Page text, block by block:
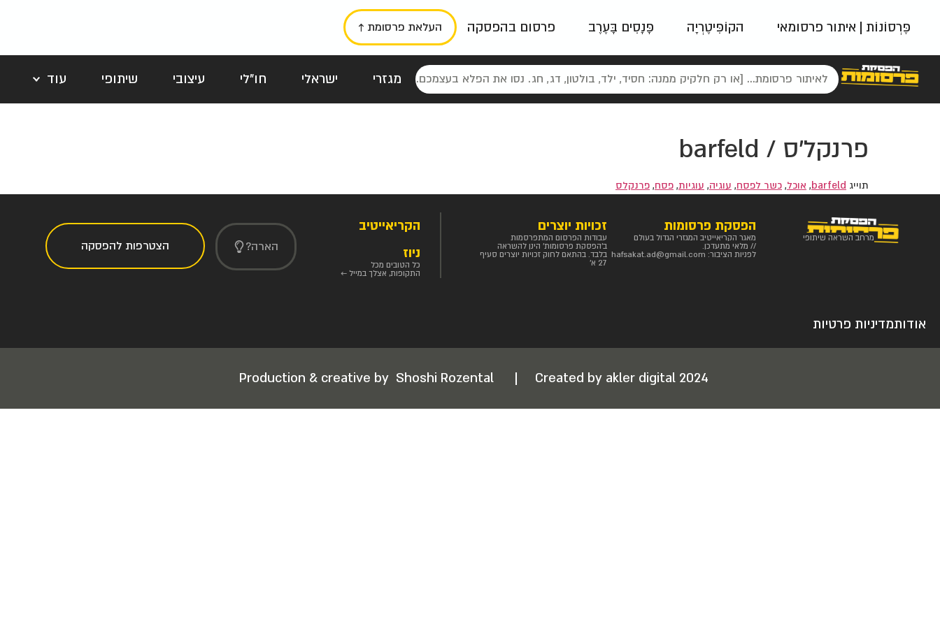
פֶּרְסוֹנוֹת | איתור פרסומאי הקוֹפִּיטֶרְיָה פָּנָסִים בָּעֶרֶב פרסום בהפסקה העלאת פרסומת ↑
מגזרי ישראלי חו"לי עיצובי שיתופי
עוד
פאשן
ניינטיז נוסטלגי כרזות טיפוגרפי
פרנקל'ס / barfeld
תוייג barfeld
, אוכל, כשר לפסח, עוגיה, עוגיות, פסח, פרנקלס
מרחב השראה שיתופי
הפסקת פרסומות
מאגר הקריאייטיב המגזרי הגדול בעולם
// מלאי מתעדכן.
לפניות הציבור: hafsakat.ad@gmail.com
זכויות יוצרים
עבודות הפרסום המתפרסמות
ב'הפסקת פרסומות' הינן להשראה
בלבד. בהתאם לחוק זכויות יוצרים סעיף
27 א'
הקריאייטיב
ניוז
כל הטובים מכל
התקופות, אצלך במייל ←
הארה? הצטרפות להפסקה
אודותמדיניות פרטיות
Production & creative by Shoshi Rozental | Created by akler digital 2024